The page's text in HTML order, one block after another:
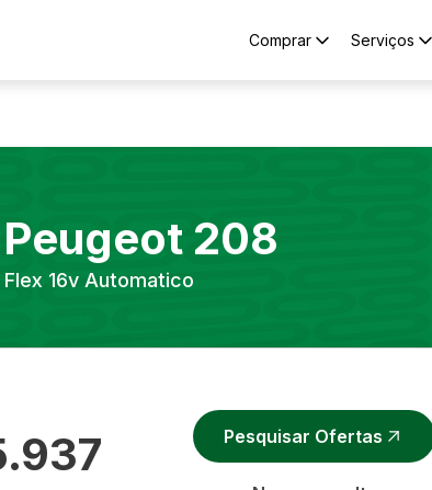
Comprar Serviços
Peugeot 208
Flex 16v Automatico
Pesquisar Ofertas